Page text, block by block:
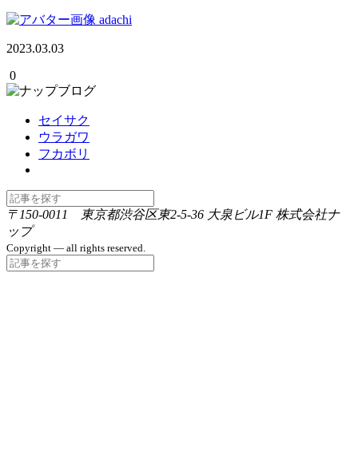
adachi
2023.03.03
0
セイサク
ウラガワ
フカボリ
〒150-0011 東京都渋谷区東2-5-36 大泉ビル1F 株式会社ナ
ップ
Copyright — all rights reserved.